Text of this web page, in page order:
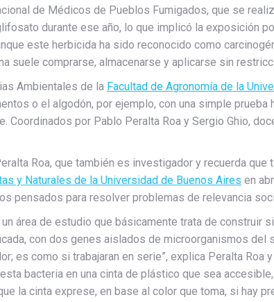
de Médicos de Pueblos Fumigados, que se
durante ese año, lo que implicó la exposición
este herbicida ha sido reconocido como
suele comprarse, almacenarse y aplicarse sin
Ambientales de la Facultad de Agronomía de la
o el algodón, por ejemplo, con una simple prueba
Coordinados por Pablo Peralta Roa y Sergio Ghio,
Roa, que también es investigador y recuerda
y Naturales de la Universidad de Buenos Aires en
pensados para resolver problemas de relevancia
área de estudio que básicamente trata de construir
con dos genes aislados de microorganismos
es como si trabajaran en serie”, explica Peralta
bacteria en una cinta de plástico que sea
la cinta exprese, en base al color que toma, si hay